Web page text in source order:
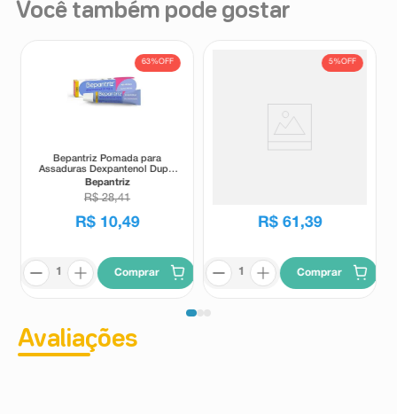
Você também pode gostar
63%OFF
Bepantriz Pomada para
Assaduras Dexpantenol Dupla
Proteção 30g
Bepantriz
R$ 28,41
R$ 10,49
Comprar
5%OFF
R$ 61 ,39
Comprar
Avaliações